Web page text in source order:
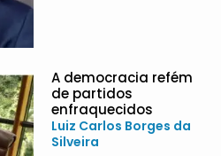
A democracia refém
de partidos
enfraquecidos
Luiz Carlos Borges da
Silveira